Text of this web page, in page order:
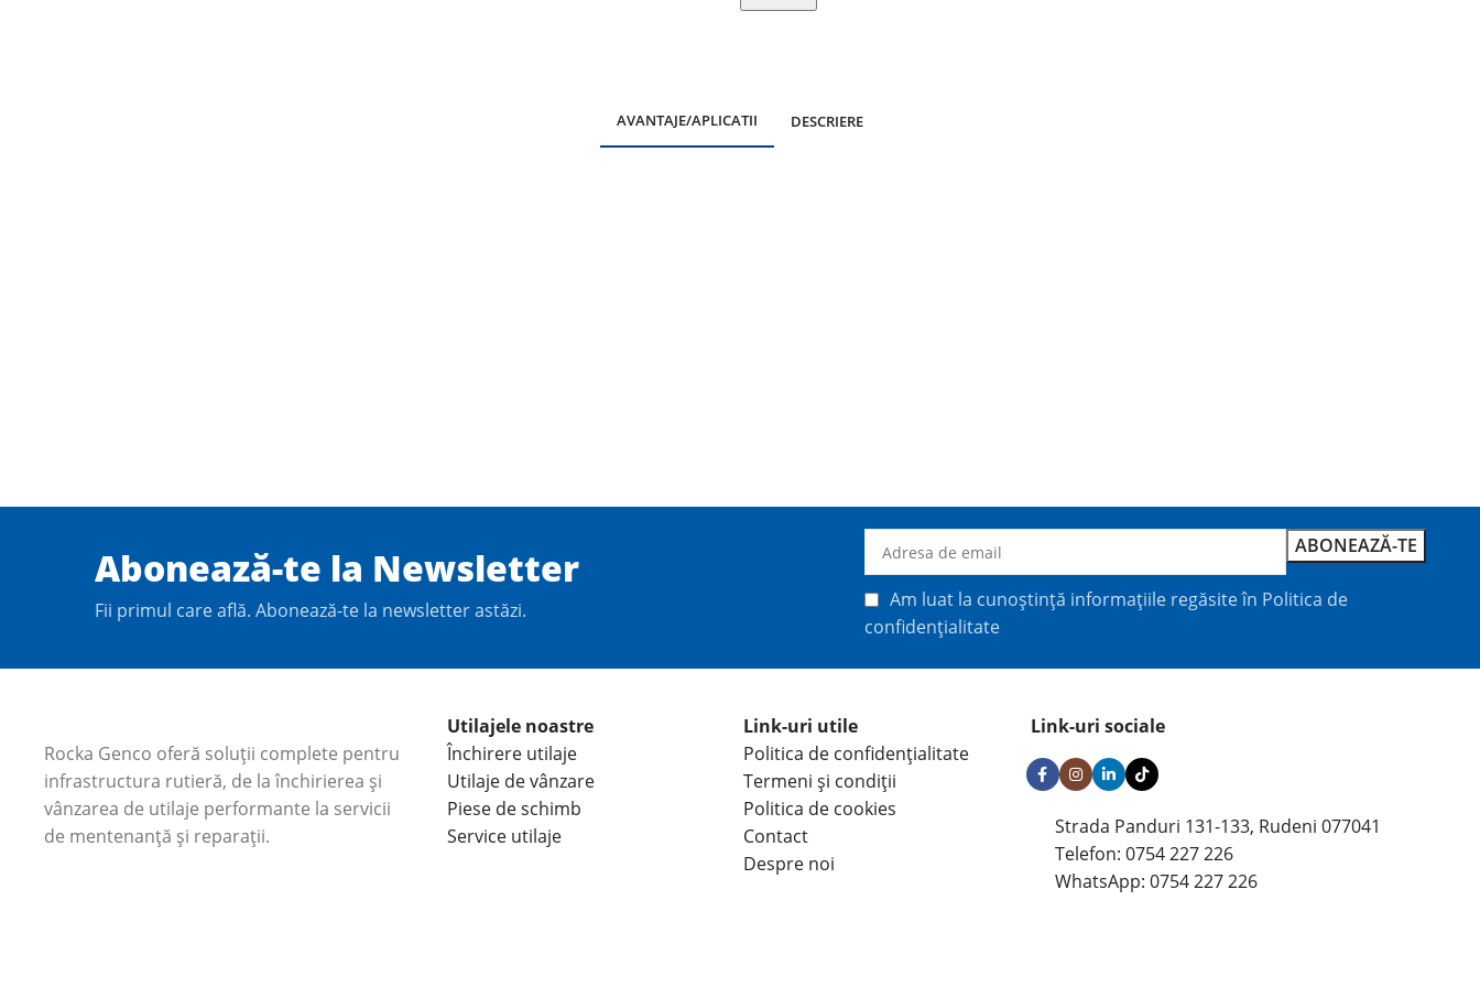
AVANTAJE/APLICATII DESCRIERE
Abonează-te la Newsletter
Fii primul care află. Abonează-te la newsletter astăzi. Am luat la cunoștință informațiile regăsite în Politica de
confidențialitate
Rocka Genco oferă soluții complete pentru
infrastructura rutieră, de la închirierea și
vânzarea de utilaje performante la servicii
de mentenanță și reparații.
Utilajele noastre
Închirere utilaje
Utilaje de vânzare
Piese de schimb
Service utilaje
Link-uri utile
Politica de confidențialitate
Termeni și condiții
Politica de cookies
Contact
Despre noi
Link-uri sociale
Strada Panduri 131-133, Rudeni 077041
Telefon: 0754 227 226
WhatsApp: 0754 227 226